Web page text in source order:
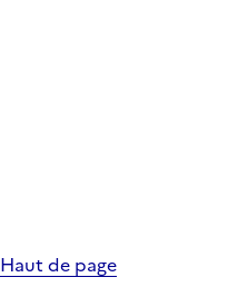
Haut de page